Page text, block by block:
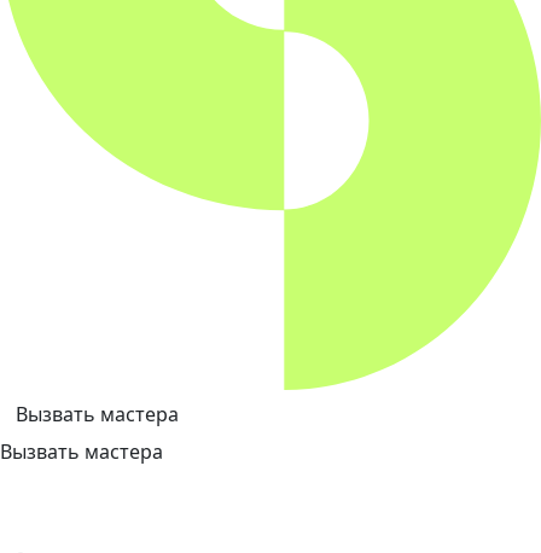
Вызвать мастера
Вызвать мастера